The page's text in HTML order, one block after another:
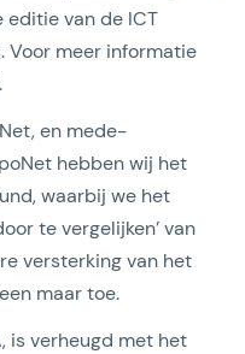
editie van de ICT
Voor meer informatie
en mede-
hebben wij het
waarbij we het
te vergelijken’ van
versterking van het
maar toe.
is verheugd met het